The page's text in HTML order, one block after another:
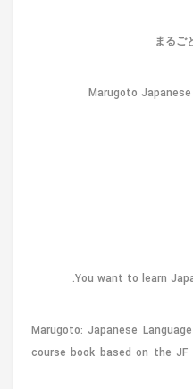
まるご
Marugoto Japanese
You want to learn
Marugoto: Japanese
course book based on the